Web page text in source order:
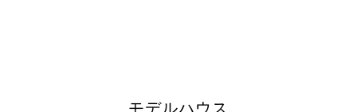
モデルハウス